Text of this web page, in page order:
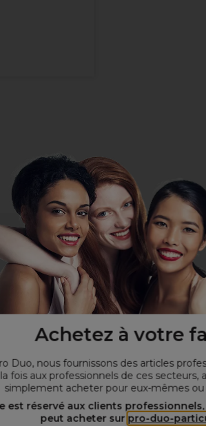
Achetez à votre
Duo, nous fournissons des articles
fois aux professionnels de ces secteurs,
simplement acheter pour eux-mêmes ou
est réservé aux clients
peut acheter sur pro-duo-